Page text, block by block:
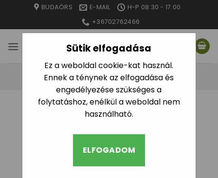
Sütik elfogadása
Ez a weboldal cookie-kat használ.
Ennek a ténynek az elfogadása és
engedélyezése szükséges a
folytatáshoz, enélkül a weboldal nem
használható.
ELFOGADOM
content
BUDAÖRS E-MAIL
H-P 08:30 - 17:00
+36702762466